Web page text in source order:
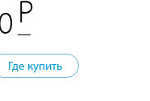
Где купить